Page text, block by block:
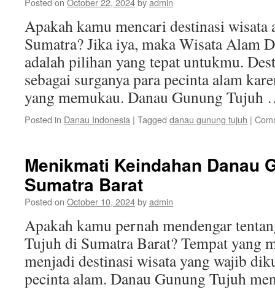
Apakah kamu mencari destinasi wisata
Sumatra? Jika iya, maka Wisata Alam
adalah pilihan yang tepat untukmu.
sebagai surganya para pecinta alam
yang memukau. Danau Gunung
Posted in Danau Indonesia | Tagged danau gunung tujuh |
Menikmati Keindahan Danau
Sumatra Barat
Posted on October 10, 2024byadmin
Apakah kamu pernah mendengar
Tujuh di Sumatra Barat? Tempat yang
menjadi destinasi wisata yang wajib
pecinta alam. Danau Gunung Tujuh